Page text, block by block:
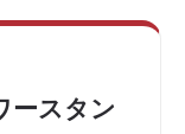
ースタン